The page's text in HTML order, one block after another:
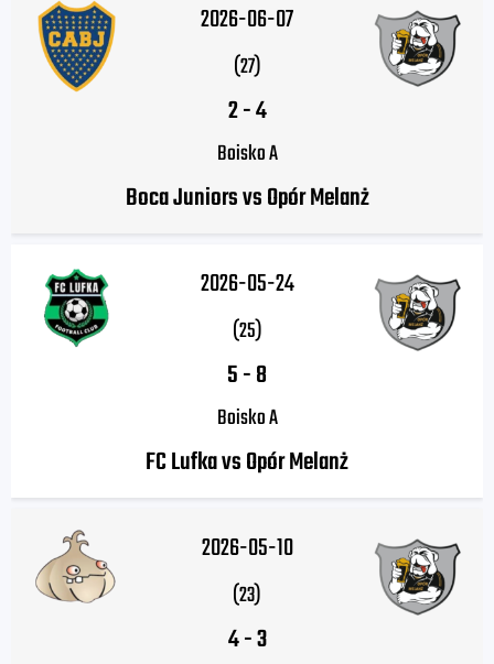
2026-06-07
(27)
2-4
Boisko A
Boca Juniors vs Opór Melanż
2026-05-24
(25)
5-8
Boisko A
FC Lufka vs Opór Melanż
2026-05-10
(23)
4-3